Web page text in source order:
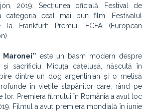
2019: Secțiunea oficială. Festival de
categoria ceal mai bun film. Festivalul
la Frankfurt: Premiul ECFA (European
este un basm modern despre
și sacrificiu. Micuța cățelușă, născută în
dintre un dog argentinian și o metisă
în viețile stăpânilor care, rând pe
lor. Premiera filmului în România a avut loc
Filmul a avut premiera mondială în iunie